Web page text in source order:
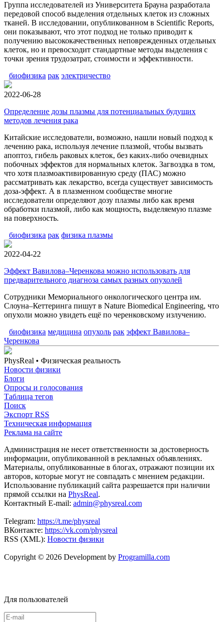
Группа исследователей из Университета Брауна разработала
передовой способ выделения отдельных клеток из сложных
тканей. В исследовании, опубликованном в Scientific Reports,
они показывают, что этот подход не только приводит к
получению высококачественных неповрежденных отдельных
клеток, но и превосходит стандартные методы выделения с
точки зрения трудозатрат, стоимости и эффективности.
биофизика рак электричество
2022-06-28
Определение дозы плазмы для потенциальных будущих
методов лечения рака
Китайские исследователи, возможно, нашли новый подход к
лечению рака, используя лечение плазмой, чтобы вызвать
апоптоз, гибель раковых клеток, без каких-либо очевидных
побочных эффектов для нормальных клеток. Загвоздка в том,
что хотя плазмоактивированную среду (ПАС) можно
рассматривать как лекарство, всегда существует зависимость
доза-эффект. А в плазменном сообществе многие
исследователи определяют дозу плазмы либо как время
обработки плазмой, либо как мощность, выделяемую плазме
на поверхность.
биофизика рак физика плазмы
2022-04-22
Эффект Вавилова–Черенкова можно использовать для
предварительного диагноза самых разных опухолей
Сотрудники Мемориального онкологического центра им.
Слоуна–Кеттеринга пишут в Nature Biomedical Engineering, что
опухоли можно увидеть ещё по черенковскому излучению.
биофизика медицина опухоль рак эффект Вавилова–
Черенкова
PhysReal • Физическая реальность
Новости физики
Блоги
Опросы и голосования
Таблица тегов
Поиск
Экспорт RSS
Техническая информация
Реклама на сайте
Администрация не несет ответственности за достоверность
информации, опубликованной в рекламных объявлениях.
Материалы, опубликованные в блогах, отражают позиции их
авторов, которые могут не совпадать с мнением редакции.
Использование публикаций сайта разрешается при наличии
прямой ссылки на PhysReal.
Контактный E-mail: admin@physreal.com
Telegram: https://t.me/physreal
ВКонтакте: https://vk.com/physreal
RSS (XML): Новости физики
Copyright © 2026 Development by Programilla.com
Для пользователей